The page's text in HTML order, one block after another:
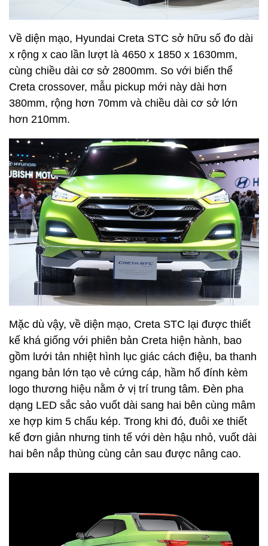
Về diện mạo, Hyundai Creta STC sở hữu số đo dài
x rộng x cao lần lượt là 4650 x 1850 x 1630mm,
cùng chiều dài cơ sở 2800mm. So với biến thể
Creta crossover, mẫu pickup mới này dài hơn
380mm, rộng hơn 70mm và chiều dài cơ sở lớn
hơn 210mm.
Mặc dù vậy, về diện mạo, Creta STC lại được thiết
kế khá giống với phiên bản Creta hiện hành, bao
gồm lưới tản nhiệt hình lục giác cách điệu, ba thanh
ngang bản lớn tạo vẻ cứng cáp, hầm hố đính kèm
logo thương hiệu nằm ở vị trí trung tâm. Đèn pha
dạng LED sắc sảo vuốt dài sang hai bên cùng mâm
xe hợp kim 5 chấu kép. Trong khi đó, đuôi xe thiết
kế đơn giản nhưng tinh tế với dèn hậu nhỏ, vuốt dài
hai bên nắp thùng cùng cản sau được nâng cao.